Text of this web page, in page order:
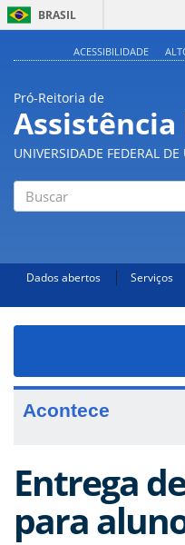
BRASIL
ACESSIBILIDADE
Pró-Reitoria de
UNIVERSIDADE FEDERAL
Dados abertos Serviços
Acontece
Entrega
para